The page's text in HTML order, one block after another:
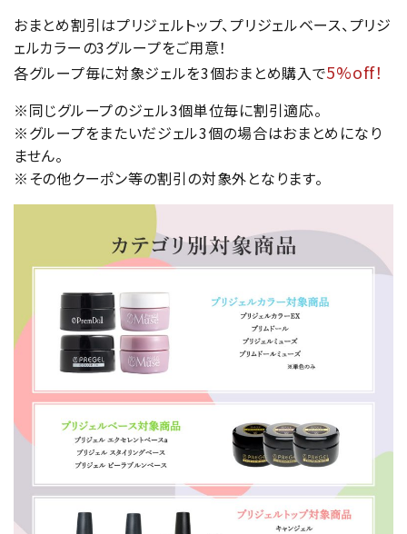
おまとめ割引はプリジェルトップ、プリジェルベース、プリジ
ェルカラーの3グループをご用意！
各グループ毎に対象ジェルを3個おまとめ購入で5%off！
※同じグループのジェル3個単位毎に割引適応。
※グループをまたいだジェル3個の場合はおまとめになり
ません。
※その他クーポン等の割引の対象外となります。